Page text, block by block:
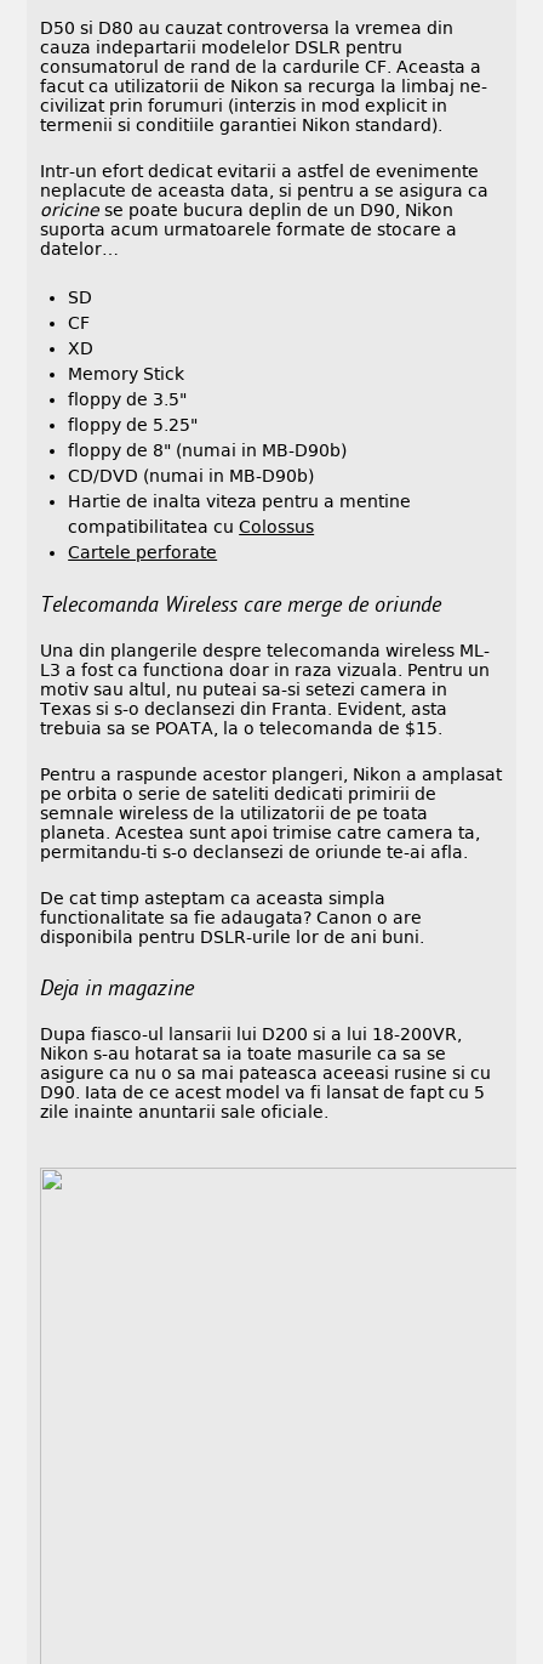
D50 si D80 au cauzat controversa la vremea din
cauza indepartarii modelelor DSLR pentru
consumatorul de rand de la cardurile CF. Aceasta a
facut ca utilizatorii de Nikon sa recurga la limbaj ne-
civilizat prin forumuri (interzis in mod explicit in
termenii si conditiile garantiei Nikon standard).
Intr-un efort dedicat evitarii a astfel de evenimente
neplacute de aceasta data, si pentru a se asigura ca
oricine se poate bucura deplin de un D90, Nikon
suporta acum urmatoarele formate de stocare a
datelor…
SD
CF
XD
Memory Stick
floppy de 3.5"
floppy de 5.25"
floppy de 8" (numai in MB-D90b)
CD/DVD (numai in MB-D90b)
Hartie de inalta viteza pentru a mentine
compatibilitatea cuColossus
Cartele perforate
Telecomanda Wireless care merge de oriunde
Una din plangerile despre telecomanda wireless ML-
L3 a fost ca functiona doar in raza vizuala. Pentru un
motiv sau altul, nu puteai sa-si setezi camera in
Texas si s-o declansezi din Franta. Evident, asta
trebuia sa se POATA, la o telecomanda de $15.
Pentru a raspunde acestor plangeri, Nikon a amplasat
pe orbita o serie de sateliti dedicati primirii de
semnale wireless de la utilizatorii de pe toata
planeta. Acestea sunt apoi trimise catre camera ta,
permitandu-ti s-o declansezi de oriunde te-ai afla.
De cat timp asteptam ca aceasta simpla
functionalitate sa fie adaugata? Canon o are
disponibila pentru DSLR-urile lor de ani buni.
Deja in magazine
Dupa fiasco-ul lansarii lui D200 si a lui 18-200VR,
Nikon s-au hotarat sa ia toate masurile ca sa se
asigure ca nu o sa mai pateasca aceeasi rusine si cu
D90. Iata de ce acest model va fi lansat de fapt cu 5
zile inainte anuntarii sale oficiale.